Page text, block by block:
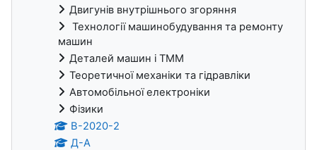
Двигунів внутрішнього згоряння
Технології машинобудування та ремонту
машин
Деталей машин і ТММ
Теоретичної механіки та гідравліки
Автомобільної електроніки
Фізики
В-2020-2
Д-А